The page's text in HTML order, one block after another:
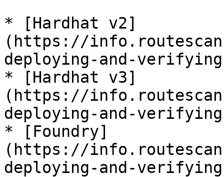
* [Hardhat v2]
(https://
deploying-and-
* [Hardhat v3]
(https://
deploying-and-
* [Foundry]
(https://
deploying-and-